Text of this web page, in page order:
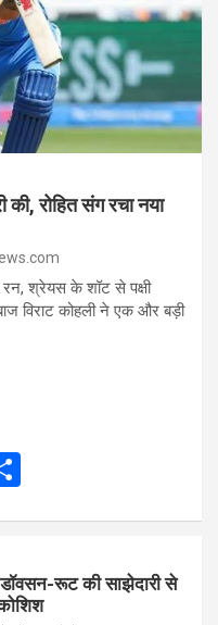
की, रोहित संग रचा नया
रन, श्रेयस के शॉट से पक्षी
विराट कोहली ने एक और बड़ी
e
रूट की साझेदारी से